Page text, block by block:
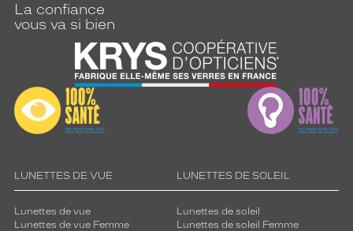
La confiance
vous va si bien
LUNETTES DE VUE
Lunettes de vue
Lunettes de vue Femme
LUNETTES DE SOLEIL
Lunettes de soleil
Lunettes de soleil Femme